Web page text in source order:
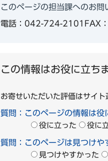
このページの担当課へのお問
電話：042-724-2101 FAX
この情報はお役に立ち
お寄せいただいた評価はサイト
質問：このページの情報は役
役に立った 役に
質問：このページは見つけや
見つけやすかった